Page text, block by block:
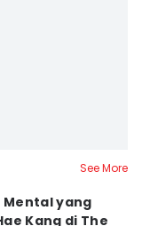
See More
Mental yang
Kang di The